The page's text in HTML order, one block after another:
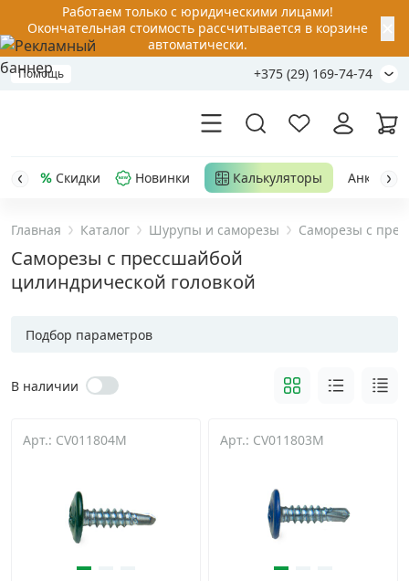
Работаем только с юридическими лицами!
Окончательная стоимость рассчитывается в корзине
автоматически.
Помощь +375 (29) 169-74-74
Акции
Распродажа
Уценка
Анкерная техника
Дюбельная техника
Кабельный крепеж
Строительный инструмент и инвентарь
Скидки Новинки Калькуляторы Анкер-
Главная Каталог Шурупы и саморезы Саморезы с
Саморезы с прессшайбой
цилиндрической головкой
Подбор параметров
В наличии
Арт.: CV011804M Арт.: CV011803M